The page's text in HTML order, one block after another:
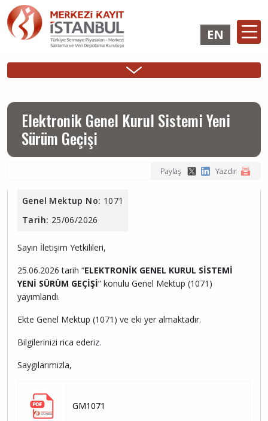
Ana
içeriğe
atla
ÜYELİK
İşlemleri
İHRAÇÇI
Girişi
YATIRIMCI
Girişi
Ana
gezinti
EN
Sidebar
Elektronik Genel Kurul Sistemi Yeni
Sürüm Geçişi
Paylaş Yazdır
Genel Mektup No: 1071
Tarih: 25/06/2026
Sayın İletişim Yetkilileri,
25.06.2026 tarih “ELEKTRONİK GENEL KURUL SİSTEMİ
YENİ SÜRÜM GEÇİŞİ” konulu Genel Mektup (1071)
yayımlandı.
Ekte Genel Mektup (1071) ve eki yer almaktadır.
Bilgilerinizi rica ederiz.
Saygılarımızla,
GM1071